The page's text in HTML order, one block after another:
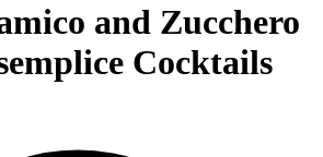
and Zucchero
Cocktails